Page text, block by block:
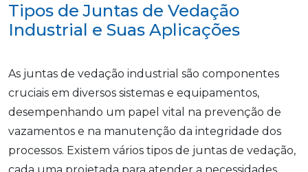
Tipos de Juntas de Vedação
Industrial e Suas Aplicações
As juntas de vedação industrial são componentes
cruciais em diversos sistemas e equipamentos,
desempenhando um papel vital na prevenção de
vazamentos e na manutenção da integridade dos
processos. Existem vários tipos de juntas de vedação,